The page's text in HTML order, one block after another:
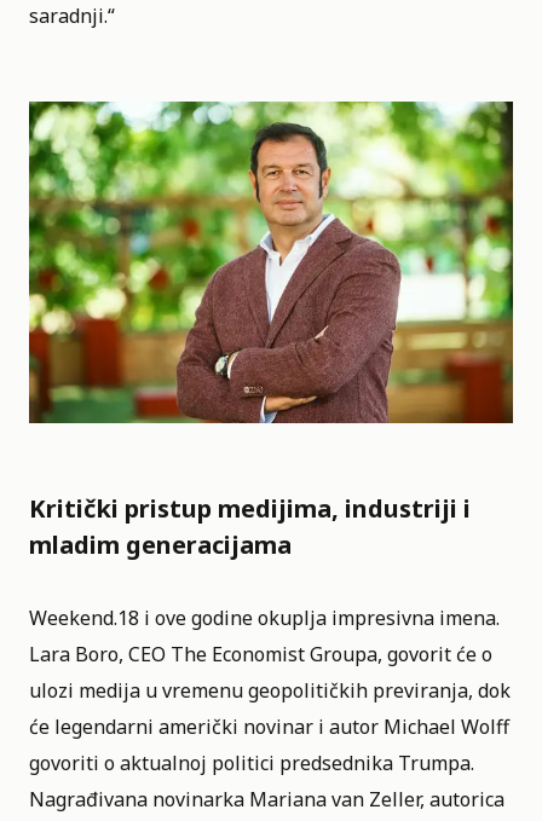
saradnji.“
Kritički pristup medijima, industriji i
mladim generacijama
Weekend.18 i ove godine okuplja impresivna imena.
Lara Boro, CEO The Economist Groupa, govorit će o
ulozi medija u vremenu geopolitičkih previranja, dok
će legendarni američki novinar i autor Michael Wolff
govoriti o aktualnoj politici predsednika Trumpa.
Nagrađivana novinarka Mariana van Zeller, autorica